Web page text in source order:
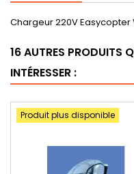
Chargeur 220V Easycopter
16 AUTRES PRODUITS
INTÉRESSER :
Produit plus disponible